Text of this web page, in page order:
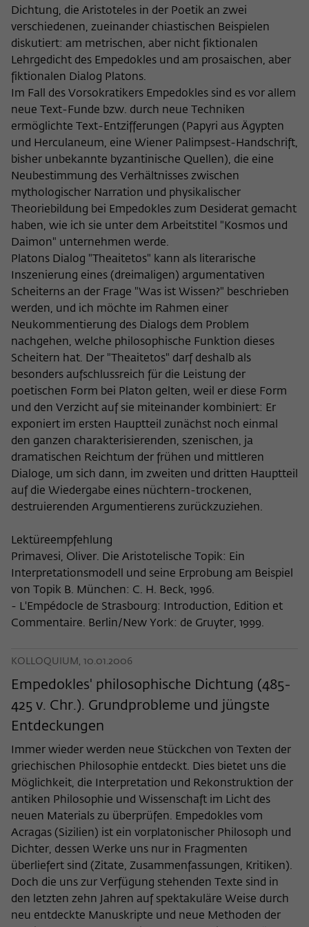
Dichtung, die Aristoteles in der Poetik an zwei
verschiedenen, zueinander chiastischen Beispielen
diskutiert: am metrischen, aber nicht fiktionalen
Lehrgedicht des Empedokles und am prosaischen, aber
fiktionalen Dialog Platons.
Im Fall des Vorsokratikers Empedokles sind es vor allem
neue Text-Funde bzw. durch neue Techniken
ermöglichte Text-Entzifferungen (Papyri aus Ägypten
und Herculaneum, eine Wiener Palimpsest-Handschrift,
bisher unbekannte byzantinische Quellen), die eine
Neubestimmung des Verhältnisses zwischen
mythologischer Narration und physikalischer
Theoriebildung bei Empedokles zum Desiderat gemacht
haben, wie ich sie unter dem Arbeitstitel "Kosmos und
Daimon" unternehmen werde.
Platons Dialog "Theaitetos" kann als literarische
Inszenierung eines (dreimaligen) argumentativen
Scheiterns an der Frage "Was ist Wissen?" beschrieben
werden, und ich möchte im Rahmen einer
Neukommentierung des Dialogs dem Problem
nachgehen, welche philosophische Funktion dieses
Scheitern hat. Der "Theaitetos" darf deshalb als
besonders aufschlussreich für die Leistung der
poetischen Form bei Platon gelten, weil er diese Form
und den Verzicht auf sie miteinander kombiniert: Er
exponiert im ersten Hauptteil zunächst noch einmal
den ganzen charakterisierenden, szenischen, ja
dramatischen Reichtum der frühen und mittleren
Dialoge, um sich dann, im zweiten und dritten Hauptteil
auf die Wiedergabe eines nüchtern-trockenen,
destruierenden Argumentierens zurückzuziehen.
Lektüreempfehlung
Primavesi, Oliver. Die Aristotelische Topik: Ein
Interpretationsmodell und seine Erprobung am Beispiel
von Topik B. München: C. H. Beck, 1996.
- L'Empédocle de Strasbourg: Introduction, Edition et
Commentaire. Berlin/New York: de Gruyter, 1999.
KOLLOQUIUM, 10.01.2006
Empedokles' philosophische Dichtung (485-
425 v. Chr.). Grundprobleme und jüngste
Entdeckungen
Immer wieder werden neue Stückchen von Texten der
griechischen Philosophie entdeckt. Dies bietet uns die
Möglichkeit, die Interpretation und Rekonstruktion der
antiken Philosophie und Wissenschaft im Licht des
neuen Materials zu überprüfen. Empedokles vom
Acragas (Sizilien) ist ein vorplatonischer Philosoph und
Dichter, dessen Werke uns nur in Fragmenten
überliefert sind (Zitate, Zusammenfassungen, Kritiken).
Doch die uns zur Verfügung stehenden Texte sind in
den letzten zehn Jahren auf spektakuläre Weise durch
neu entdeckte Manuskripte und neue Methoden der
der/die Besucher:in durch eine Verlinkung
auf wiko-berlin.de weitergeleitet wurde.
Name _pk_ses
Anbieter Matomo
Laufzeit 30 Minuten
Zweck
Dieses kurzlebige Cookie wird dazu
verwendet, vorübergehend Daten über
den aktuellen Aufenthalt des Besuchs auf
der Webseite des Wissenschaftskollegs
zu speichern.
können